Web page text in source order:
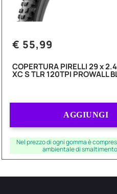
€ 55,99
COPERTURA PIRELLI 29 x
XC S TLR 120TPI PROWALL
AGGIUNGI
Nel prezzo di ogni gomma è
ambientale di smaltimento